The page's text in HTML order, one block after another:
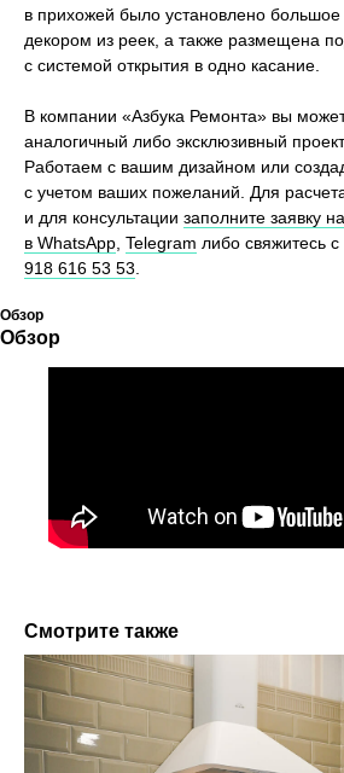
в прихожей было установлено
декором из реек, а также размещена
с системой открытия в одно касание.
В компании «Азбука Ремонта» вы
аналогичный либо эксклюзивный
Работаем с вашим дизайном или
с учетом ваших пожеланий. Для
и для консультации заполните заявку
в WhatsApp Telegram либо свяжитесь
918 616 53 53
Обзор
Обзор
Смотрите также
Хотите также? Давайте
обсудим ваш проект
Оставьте свои контактные данные, и мы
вам в течение нескольких часов для обсуждения